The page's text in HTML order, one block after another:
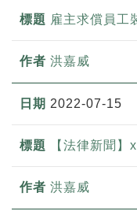
雇主求償員工
洪嘉威
2022-07-15
【法律新聞
洪嘉威